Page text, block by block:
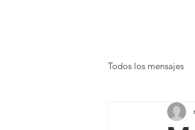
Todos los mensajes